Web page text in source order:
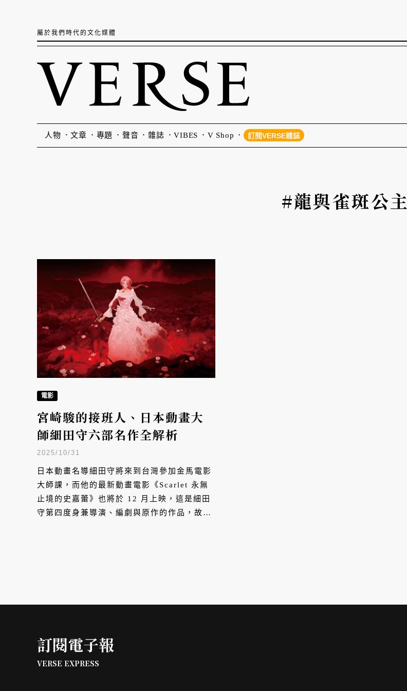
屬於我們時代的文化媒體
人物 文章 專題 聲音 雜誌 VIBES V Shop 訂閱VERSE雜誌
#龍與雀斑公主
電影
宮崎駿的接班人、日本動畫大
師細田守六部名作全解析
2025/10/31
日本動畫名導細田守將來到台灣參加金馬電影
大師課，而他的最新動畫電影《Scarlet 永無
止境的史嘉蕾》也將於 12 月上映，這是細田
守第四度身兼導演、編劇與原作的作品，故事
訂閱電子報
VERSE EXPRESS